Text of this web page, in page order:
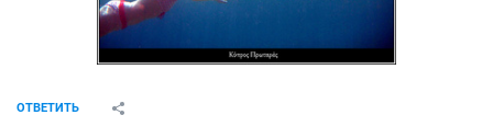
ОТВЕТИТЬ